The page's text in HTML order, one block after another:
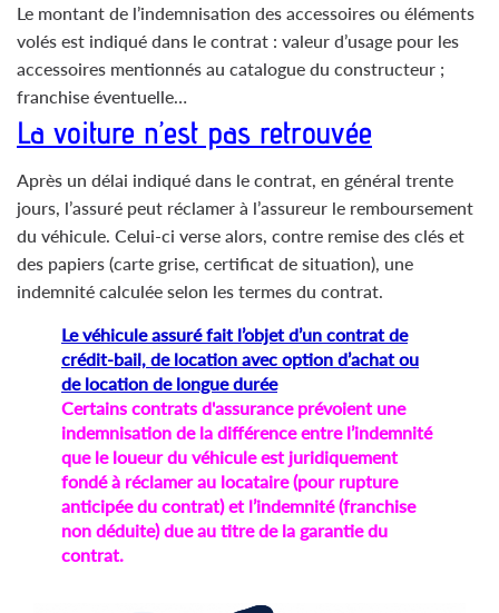
Le montant de l’indemnisation des accessoires ou éléments
volés est indiqué dans le contrat : valeur d’usage pour les
accessoires mentionnés au catalogue du constructeur ;
franchise éventuelle…
La voiture n’est pas retrouvée
Après un délai indiqué dans le contrat, en général trente
jours, l’assuré peut réclamer à l’assureur le remboursement
du véhicule. Celui-ci verse alors, contre remise des clés et
des papiers (carte grise, certificat de situation), une
indemnité calculée selon les termes du contrat.
Le véhicule assuré fait l’objet d’un contrat de
crédit-bail, de location avec option d’achat ou
de location de longue durée
Certains contrats d'assurance prévoient une
indemnisation de la différence entre l’indemnité
que le loueur du véhicule est juridiquement
fondé à réclamer au locataire (pour rupture
anticipée du contrat) et l’indemnité (franchise
non déduite) due au titre de la garantie du
contrat.